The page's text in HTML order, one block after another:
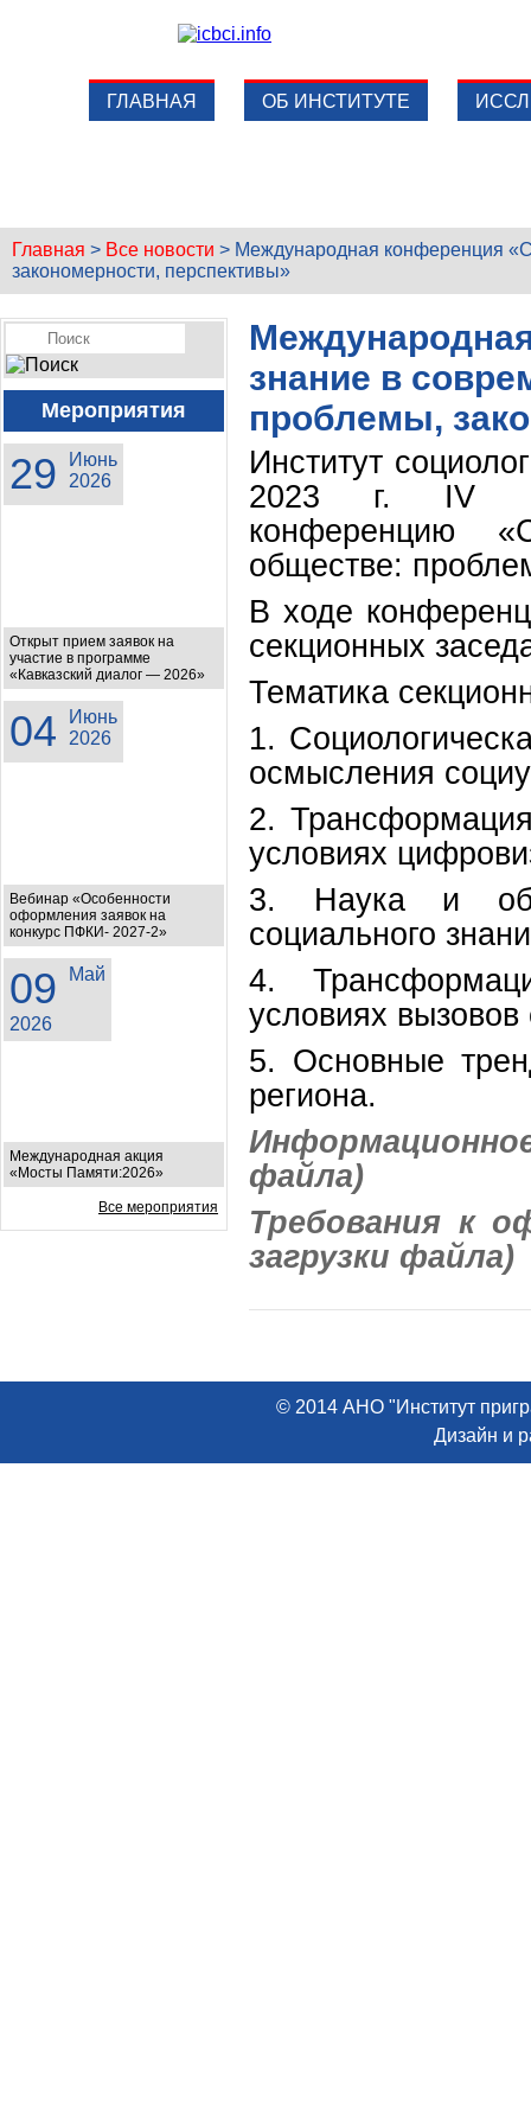
ГЛАВНАЯ ОБ ИНСТИТУТЕ
Главная > Все новости > Международная конференция
закономерности, перспективы»
Мероприятия
29
Июнь
2026
Открыт прием заявок на
участие в программе
«Кавказский диалог — 2026»
04
Июнь
2026
Вебинар «Особенности
оформления заявок на
конкурс ПФКИ- 2027-2»
09 Май
2026
Международная акция
«Мосты Памяти:2026»
Все мероприятия
знание в
проблемы,
Институт
2023 г. IV
конференцию
обществе:
В ходе
секционных
Тематика
1.
осмысления
2.
условиях
3. Наука и
социального
4.
условиях
5. Основные
региона.
файла)
Требования к
загрузки файла)
© 2014 АНО "Институт
Дизайн и